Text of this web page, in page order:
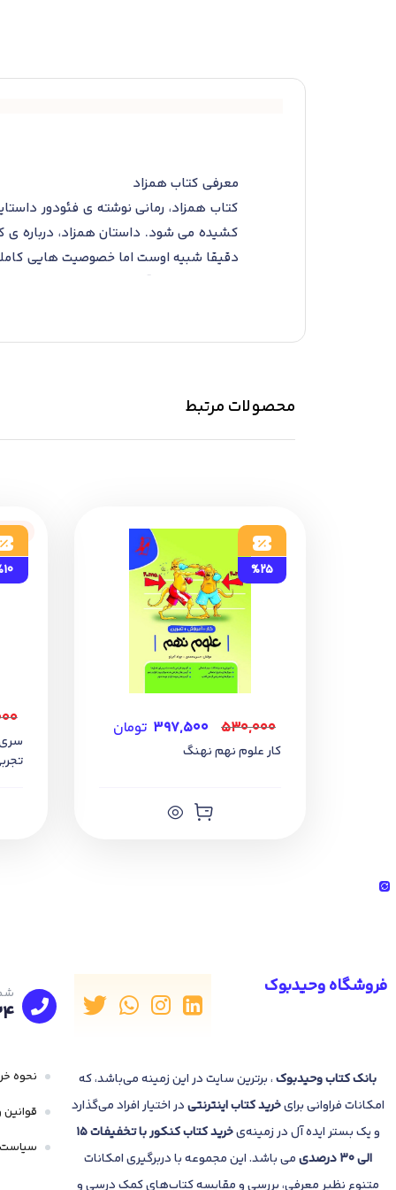
معرفی کتاب همزاد
کشیده می شود. داستان همزاد، درباره
دقیقا شبیه اوست اما خصوصیت هایی
محصولات مرتبط
%25
۵۳۰,۰۰۰ ۳۹۷,۵۰۰ تومان
کار علوم نهم نهنگ
فروشگاه وحیدبوک
بانککتاب وحیدبوک، برترین سایت در این زمینه می‌باشد، که
امکانات فراوانی برایخرید کتاباینترنتیدر اختیار افراد می‌گذارد
و یک بستر ایده آل در زمینه‌ی
خرید کتاب کنکور با تخفیفات 15
الی 30 درصدی
می باشد. این مجموعه با دربرگیری امکانات
متنوع نظیر معرفی، بررسی و مقایسه کتاب‌های کمک درسی و
نحوه